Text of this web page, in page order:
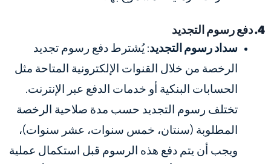
4. دفع رسوم التجديد
سداد رسوم التجديد: يُشترط دفع رسوم تجديد
الرخصة من خلال القنوات الإلكترونية المتاحة مثل
الحسابات البنكية أو خدمات الدفع عبر الإنترنت.
تختلف رسوم التجديد حسب مدة صلاحية الرخصة
المطلوبة (سنتان، خمس سنوات، عشر سنوات)،
ويجب أن يتم دفع هذه الرسوم قبل استكمال عملية